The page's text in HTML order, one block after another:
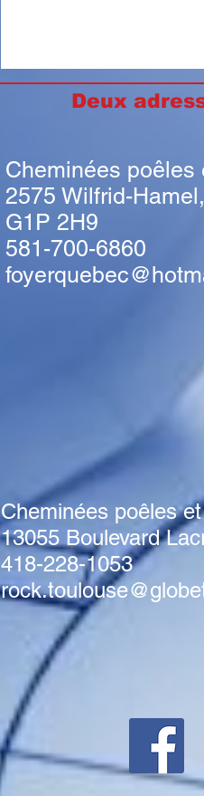
Deux
Cheminées poêles
2575 Wilfrid-
G1P 2H9
581-700-6860
Cheminées poêles
13055 Boulevard
418-228-1053